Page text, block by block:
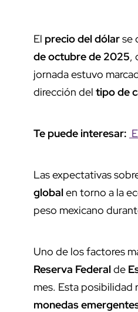
El precio del dólarse
de octubre de 2025,
jornada estuvo
dirección del tipo de
Te puede interesar:
Las expectativas
globalen torno a la
peso mexicano
Uno de los factores
Reserva Federalde
mes. Esta posibilidad
monedas